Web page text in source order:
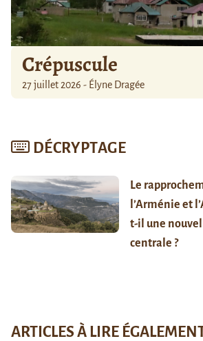
Crépuscule
27 juillet 2026 - Élyne Dragée
DÉCRYPTAGE
Le
l’Arménie et
t-il une
centrale ?
ARTICLES À LIRE